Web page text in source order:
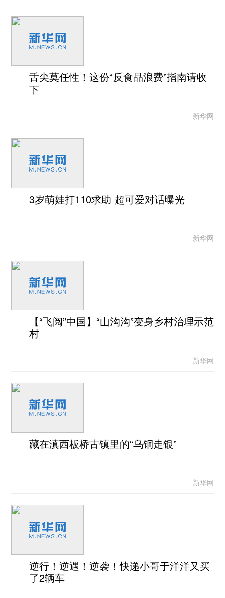
舌尖莫任性！这份“反食品浪费”指南请收
下
新华网
3岁萌娃打110求助 超可爱对话曝光
新华网
【“飞阅”中国】“山沟沟”变身乡村治理示范
村
新华网
藏在滇西板桥古镇里的“乌铜走银”
新华网
逆行！逆遇！逆袭！快递小哥于洋洋又买
了2辆车